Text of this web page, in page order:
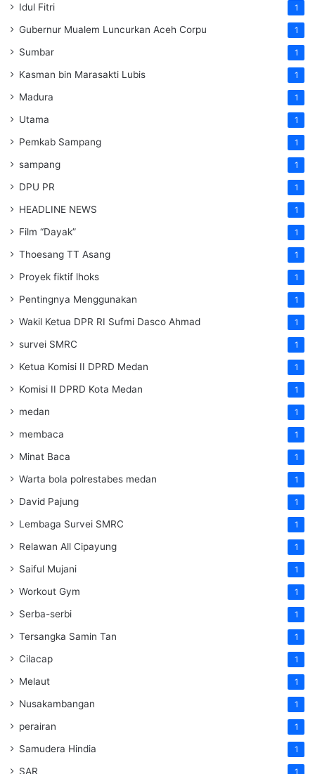
Idul Fitri 1
Gubernur Mualem Luncurkan Aceh Corpu 1
Sumbar 1
Kasman bin Marasakti Lubis 1
Madura 1
Utama 1
Pemkab Sampang 1
sampang 1
DPU PR 1
HEADLINE NEWS 1
Film “Dayak” 1
Thoesang TT Asang 1
Proyek fiktif lhoks 1
Pentingnya Menggunakan 1
Wakil Ketua DPR RI Sufmi Dasco Ahmad 1
survei SMRC 1
Ketua Komisi II DPRD Medan 1
Komisi II DPRD Kota Medan 1
medan 1
membaca 1
Minat Baca 1
Warta bola polrestabes medan 1
David Pajung 1
Lembaga Survei SMRC 1
Relawan All Cipayung 1
Saiful Mujani 1
Workout Gym 1
Serba-serbi 1
Tersangka Samin Tan 1
Cilacap 1
Melaut 1
Nusakambangan 1
perairan 1
Samudera Hindia 1
SAR 1